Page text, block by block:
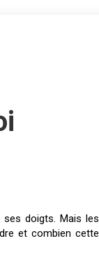
doigts. Mais les
et combien cette